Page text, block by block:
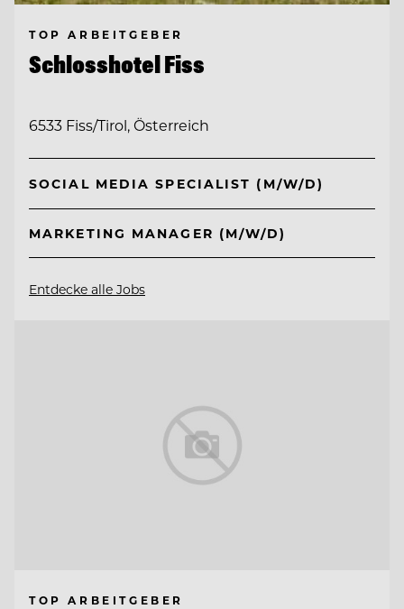
TOP ARBEITGEBER
Schlosshotel Fiss
6533 Fiss/Tirol, Österreich
SOCIAL MEDIA SPECIALIST (M/W/D)
MARKETING MANAGER (M/W/D)
Entdecke alle Jobs
TOP ARBEITGEBER